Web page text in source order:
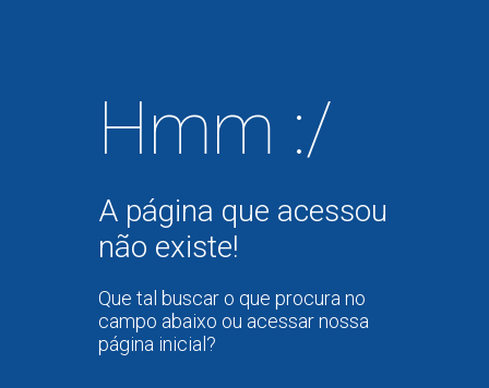
Hmm :/
A página que acessou
não existe!
Que tal buscar o que procura no
campo abaixo ou acessar nossa
página inicial?